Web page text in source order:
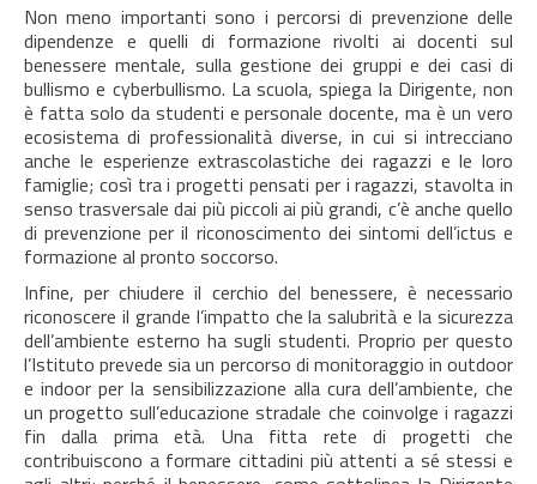
Non meno importanti sono i percorsi di prevenzione delle
dipendenze e quelli di formazione rivolti ai docenti sul
benessere mentale, sulla gestione dei gruppi e dei casi di
bullismo e cyberbullismo. La scuola, spiega la Dirigente, non
è fatta solo da studenti e personale docente, ma è un vero
ecosistema di professionalità diverse, in cui si intrecciano
anche le esperienze extrascolastiche dei ragazzi e le loro
famiglie; così tra i progetti pensati per i ragazzi, stavolta in
senso trasversale dai più piccoli ai più grandi, c’è anche quello
di prevenzione per il riconoscimento dei sintomi dell’ictus e
formazione al pronto soccorso.
Infine, per chiudere il cerchio del benessere, è necessario
riconoscere il grande l’impatto che la salubrità e la sicurezza
dell’ambiente esterno ha sugli studenti. Proprio per questo
l’Istituto prevede sia un percorso di monitoraggio in outdoor
e indoor per la sensibilizzazione alla cura dell’ambiente, che
un progetto sull’educazione stradale che coinvolge i ragazzi
fin dalla prima età. Una fitta rete di progetti che
contribuiscono a formare cittadini più attenti a sé stessi e